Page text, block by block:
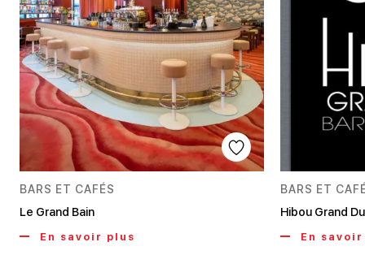
BARS ET CAFÉS
Le Grand Bain
En savoir plus
BARS ET
Hibou Grand
En